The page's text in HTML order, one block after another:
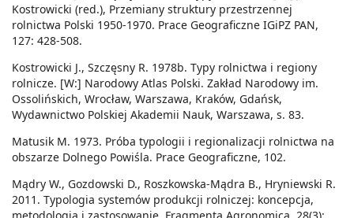
Kostrowicki (red.), Przemiany struktury przestrzennej
rolnictwa Polski 1950-1970. Prace Geograficzne IGiPZ PAN,
127: 428-508.
Kostrowicki J., Szczęsny R. 1978b. Typy rolnictwa i regiony
rolnicze. [W:] Narodowy Atlas Polski. Zakład Narodowy im.
Ossolińskich, Wrocław, Warszawa, Kraków, Gdańsk,
Wydawnictwo Polskiej Akademii Nauk, Warszawa, s. 83.
Matusik M. 1973. Próba typologii i regionalizacji rolnictwa na
obszarze Dolnego Powiśla. Prace Geograficzne, 102.
Mądry W., Gozdowski D., Roszkowska-Mądra B., Hryniewski R.
2011. Typologia systemów produkcji rolniczej: koncepcja,